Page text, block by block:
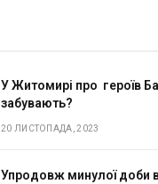
У Житомирі про героїв
забувають?
20 ЛИСТОПАДА, 2023
Упродовж минулої доби